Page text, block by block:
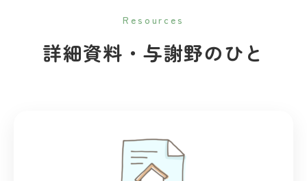
Resources
詳細資料・与謝野のひと